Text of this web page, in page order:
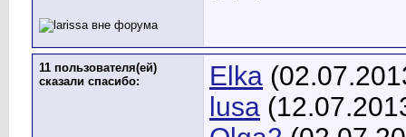
11 пользователя(ей)
сказали cпасибо:
Elka
lusa